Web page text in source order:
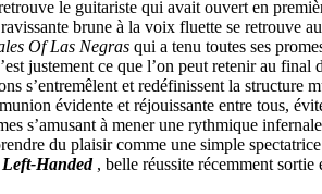
le guitariste qui avait ouvert en
brune à la voix fluette se retrouve
Of Las Negras qui a tenu toutes ses
justement ce que l’on peut retenir au final
s’entremêlent et redéfinissent la structure
évidente et réjouissante entre tous,
s’amusant à mener une rythmique
du plaisir comme une simple
Handed , belle réussite récemment